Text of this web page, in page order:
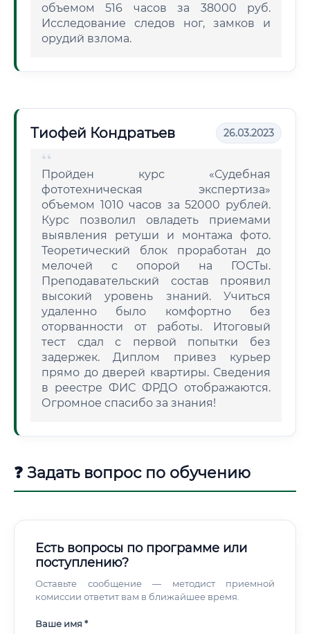
объемом 516 часов за 38000 руб.
Исследование следов ног, замков и
орудий взлома.
Тиофей Кондратьев 26.03.2023
Пройден курс «Судебная
фототехническая экспертиза»
объемом 1010 часов за 52000 рублей.
Курс позволил овладеть приемами
выявления ретуши и монтажа фото.
Теоретический блок проработан до
мелочей с опорой на ГОСТы.
Преподавательский состав проявил
высокий уровень знаний. Учиться
удаленно было комфортно без
оторванности от работы. Итоговый
тест сдал с первой попытки без
задержек. Диплом привез курьер
прямо до дверей квартиры. Сведения
в реестре ФИС ФРДО отображаются.
Огромное спасибо за знания!
❓ Задать вопрос по обучению
Есть вопросы по программе или
поступлению?
Оставьте сообщение — методист приемной
комиссии ответит вам в ближайшее время.
Ваше имя *